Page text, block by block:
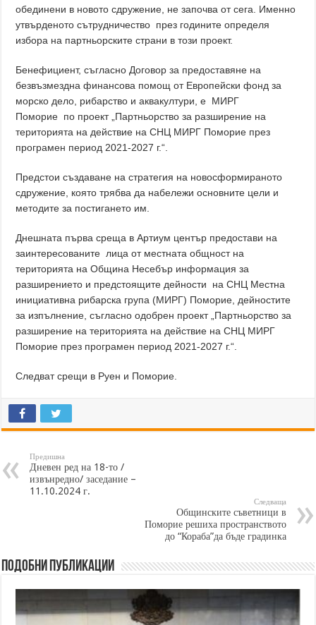
обединени в новото сдружение, не започва от сега. Именно
утвърденото сътрудничество през годините определя
избора на партньорските страни в този проект.
Бенефициент, съгласно Договор за предоставяне на
безвъзмездна финансова помощ от Европейски фонд за
морско дело, рибарство и аквакултури, е МИРГ
Поморие по проект „Партньорство за разширение на
територията на действие на СНЦ МИРГ Поморие през
програмен период 2021-2027 г.“.
Предстои създаване на стратегия на новосформираното
сдружение, която трябва да набележи основните цели и
методите за постигането им.
Днешната първа среща в Артиум център предостави на
заинтересованите лица от местната общност на
територията на Община Несебър информация за
разширението и предстоящите дейности на СНЦ Местна
инициативна рибарска група (МИРГ) Поморие, дейностите
за изпълнение, съгласно одобрен проект „Партньорство за
разширение на територията на действие на СНЦ МИРГ
Поморие през програмен период 2021-2027 г.“.
Следват срещи в Руен и Поморие.
Предишна
Дневен ред на 18-то /
извънредно/ заседание –
11.10.2024 г.
Следваща
Общинските съветници в
Поморие решиха пространството
до “Кораба”да бъде градинка
Подобни публикации